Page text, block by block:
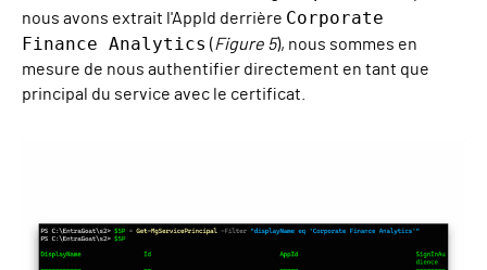
nous avons extrait l'AppId derrière Corporate
Finance Analytics (Figure 5), nous sommes en
mesure de nous authentifier directement en tant que
principal du service avec le certificat.